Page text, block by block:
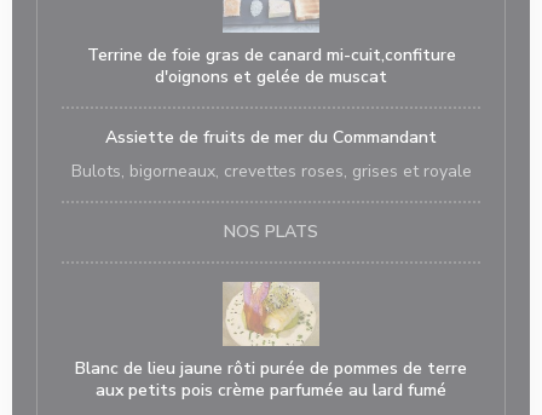
Terrine de foie gras de canard mi-cuit,confiture
d'oignons et gelée de muscat
Assiette de fruits de mer du Commandant
Bulots, bigorneaux, crevettes roses, grises et royale
NOS PLATS
Blanc de lieu jaune rôti purée de pommes de terre
aux petits pois crème parfumée au lard fumé